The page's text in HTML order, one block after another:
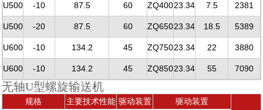
U500 -10 87.5 60 ZQ40023.34 7.5 2381
U500 -20 87.5 60 ZQ65023.34 18.5 5389
U600 -10 134.2 45 ZQ75023.34 22 3880
U600 -10 134.2 45 ZQ85023.34 55 7090
无轴U型螺旋输送机
规格 主要技术性能 驱动装置
驱动装置